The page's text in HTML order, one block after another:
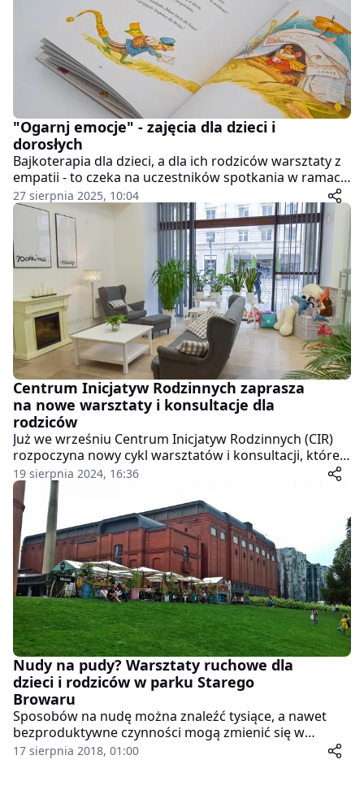
"Ogarnj emocje" - zajęcia dla dzieci i
dorosłych
Bajkoterapia dla dzieci, a dla ich rodziców warsztaty z
empatii - to czeka na uczestników spotkania w ramach
cyklu Ogarnij Emocje", na które zaprasza Fundacja
Fajny Świat.
27 sierpnia 2025, 10:04
Centrum Inicjatyw Rodzinnych zaprasza
na nowe warsztaty i konsultacje dla
rodziców
Już we wrześniu Centrum Inicjatyw Rodzinnych (CIR)
rozpoczyna nowy cykl warsztatów i konsultacji, które
mają na celu wsparcie rodziców w wychowaniu i
rozwoju ich dzieci. Pod nazwą “Akademia dla rodziców
– dziecko w szkole/ w przedszkolu” kryją się spotkania,
które pomogą dorosłym zrozumieć potrzeby i
wyzwania związane z edukacją i rozwojem ich pociech.
Dodatkowo, w ramach “Dobrych rozmów”, rodzice
będą mogli skorzystać z indywidualnych porad
psychologicznych.
19 sierpnia 2024, 16:36
Nudy na pudy? Warsztaty ruchowe dla
dzieci i rodziców w parku Starego
Browaru
Sposobów na nudę można znaleźć tysiące, a nawet
bezproduktywne czynności mogą zmienić się w
kreatywne zajęcia dla najmłodszych i nie tylko oraz
17 sierpnia 2018, 01:00